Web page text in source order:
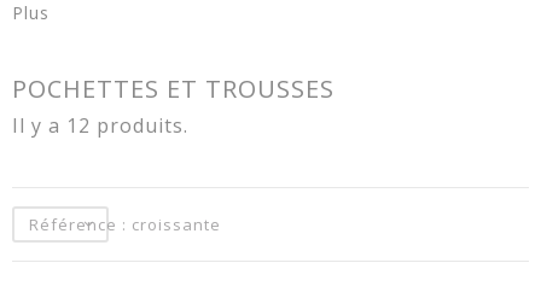
Plus
POCHETTES ET TROUSSES
Il y a 12 produits.
Référence : croissante